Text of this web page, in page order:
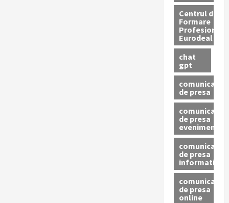
Centrul de
Formare
Profesionala
Eurodeal
chat
gpt
comunicat
de presa
comunicat
de presa
eveniment
comunicat
de presa
informativ
comunicat
de presa
online